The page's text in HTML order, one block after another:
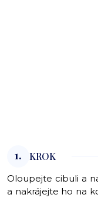
1. KROK
Oloupejte cibuli a
a nakrájejte ho na